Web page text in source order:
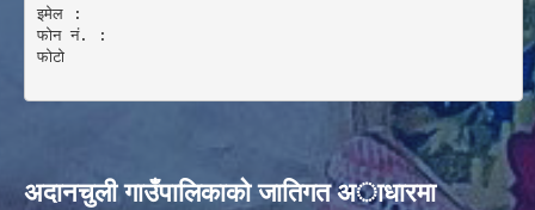
इमेल :
फोन नं. :
फोटो
अदानचुली गाउँपालिकाकाे जातिगत अाधारमा